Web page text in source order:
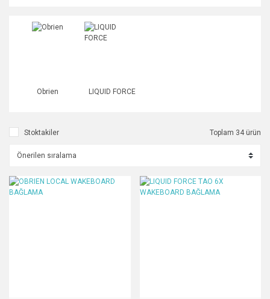
Obrien LIQUID FORCE
Stoktakiler Toplam 34 ürün